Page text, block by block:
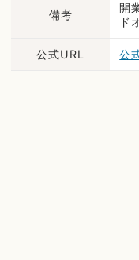
備考
開
ド
公式URL 公